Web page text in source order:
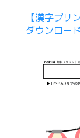
【漢字プ
ダウンロー